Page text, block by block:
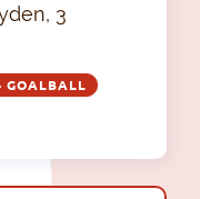
3
GOALBALL